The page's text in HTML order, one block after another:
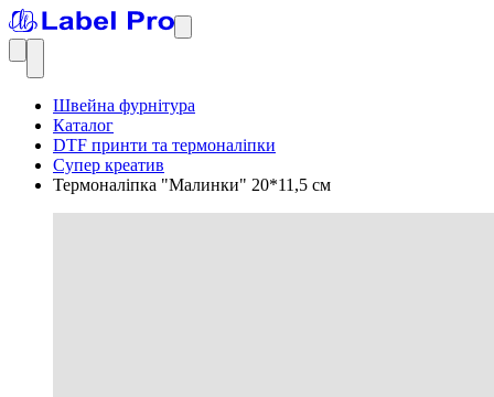
Швейна фурнітура
Каталог
DTF принти та термоналіпки
Супер креатив
Термоналіпка "Малинки" 20*11,5 см